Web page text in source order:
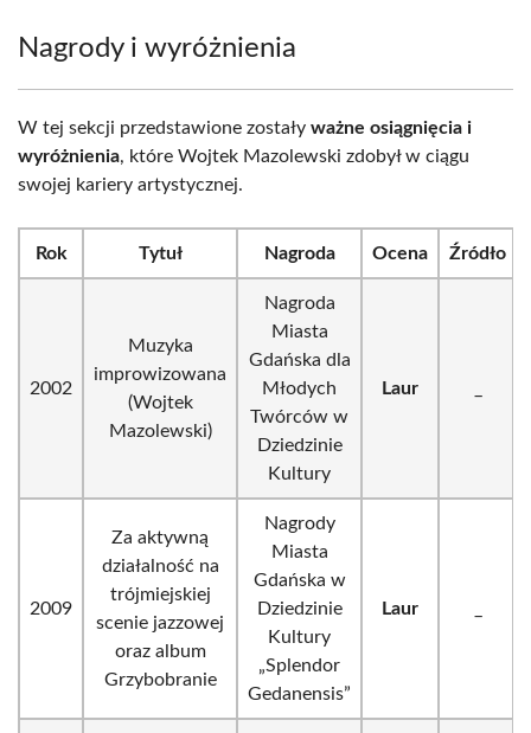
Nagrody i wyróżnienia
W tej sekcji przedstawione zostały ważne osiągnięcia i
wyróżnienia, które Wojtek Mazolewski zdobył w ciągu
swojej kariery artystycznej.
Rok Tytuł Nagroda Ocena Źródło
2002
Muzyka
improwizowana
(Wojtek
Mazolewski)
Nagroda
Miasta
Gdańska dla
Młodych
Twórców w
Dziedzinie
Kultury
Laur
2009
Za aktywną
działalność na
trójmiejskiej
scenie jazzowej
oraz album
Grzybobranie
Nagrody
Miasta
Gdańska w
Dziedzinie
Kultury
„Splendor
Gedanensis”
Laur